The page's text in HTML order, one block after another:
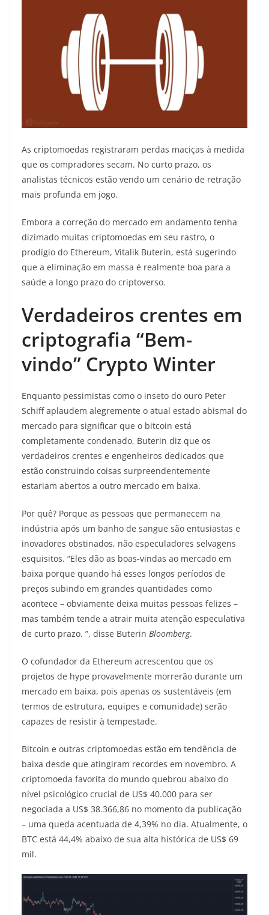
As criptomoedas registraram perdas maciças à medida
que os compradores secam. No curto prazo, os
analistas técnicos estão vendo um cenário de retração
mais profunda em jogo.
Embora a correção do mercado em andamento tenha
dizimado muitas criptomoedas em seu rastro, o
prodígio do Ethereum, Vitalik Buterin, está sugerindo
que a eliminação em massa é realmente boa para a
saúde a longo prazo do criptoverso.
Verdadeiros crentes em
criptografia “Bem-
vindo” Crypto Winter
Enquanto pessimistas como o inseto do ouro Peter
Schiff aplaudem alegremente o atual estado abismal do
mercado para significar que o bitcoin está
completamente condenado, Buterin diz que os
verdadeiros crentes e engenheiros dedicados que
estão construindo coisas surpreendentemente
estariam abertos a outro mercado em baixa.
Por quê? Porque as pessoas que permanecem na
indústria após um banho de sangue são entusiastas e
inovadores obstinados, não especuladores selvagens
esquisitos. “Eles dão as boas-vindas ao mercado em
baixa porque quando há esses longos períodos de
preços subindo em grandes quantidades como
acontece – obviamente deixa muitas pessoas felizes –
mas também tende a atrair muita atenção especulativa
de curto prazo. ”, disse Buterin Bloomberg.
O cofundador da Ethereum acrescentou que os
projetos de hype provavelmente morrerão durante um
mercado em baixa, pois apenas os sustentáveis ​​(em
termos de estrutura, equipes e comunidade) serão
capazes de resistir à tempestade.
Bitcoin e outras criptomoedas estão em tendência de
baixa desde que atingiram recordes em novembro. A
criptomoeda favorita do mundo quebrou abaixo do
nível psicológico crucial de US$ 40.000 para ser
negociada a US$ 38.366,86 no momento da publicação
– uma queda acentuada de 4,39% no dia. Atualmente, o
BTC está 44,4% abaixo de sua alta histórica de US$ 69
mil.